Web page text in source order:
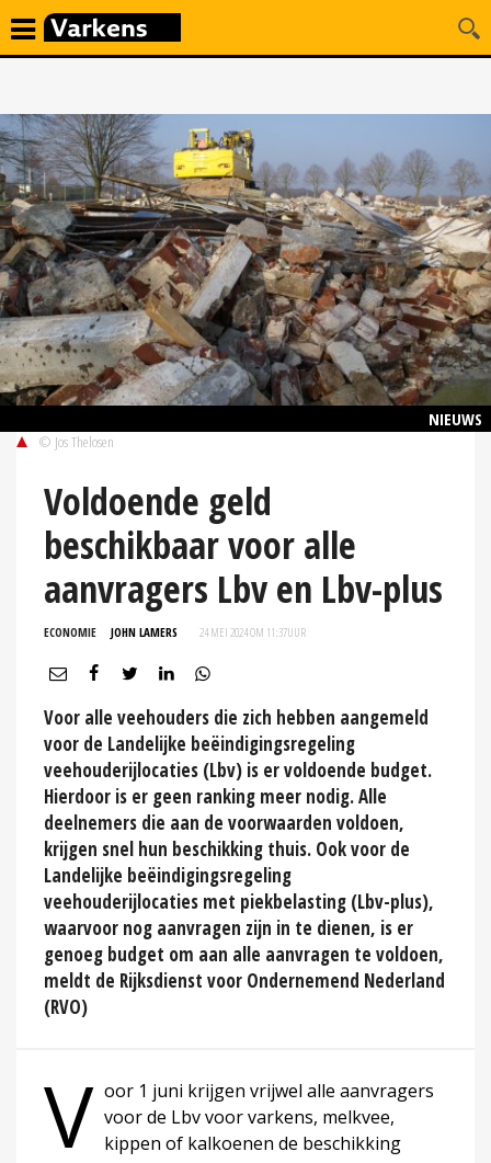
NIEUWS
© Jos Thelosen
Voldoende geld
beschikbaar voor alle
aanvragers Lbv en Lbv-plus
ECONOMIE JOHN LAMERS 24 MEI 2024 OM 11:37UUR
Voor alle veehouders die zich hebben aangemeld
voor de Landelijke beëindigingsregeling
veehouderijlocaties (Lbv) is er voldoende budget.
Hierdoor is er geen ranking meer nodig. Alle
deelnemers die aan de voorwaarden voldoen,
krijgen snel hun beschikking thuis. Ook voor de
Landelijke beëindigingsregeling
veehouderijlocaties met piekbelasting (Lbv-plus),
waarvoor nog aanvragen zijn in te dienen, is er
genoeg budget om aan alle aanvragen te voldoen,
meldt de Rijksdienst voor Ondernemend Nederland
(RVO)
V oor 1 juni krijgen vrijwel alle aanvragers
voor de Lbv voor varkens, melkvee,
kippen of kalkoenen de beschikking